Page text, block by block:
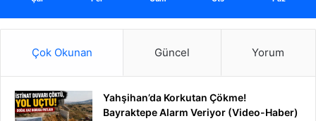
Çok Okunan Güncel Yorum
Yahşihan’da Korkutan Çökme!
Bayraktepe Alarm Veriyor (Video-Haber)